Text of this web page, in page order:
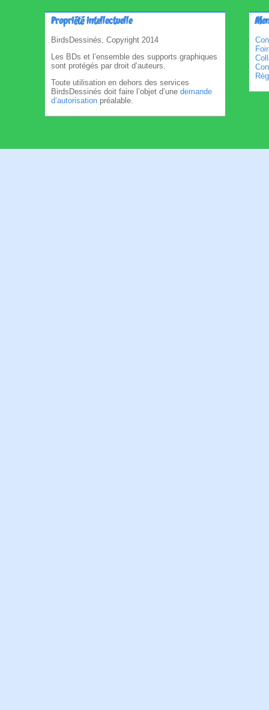
Propriété intellectuelle
BirdsDessinés, Copyright 2014
Les BDs et l’ensemble des supports graphiques
sont protégés par droit d’auteurs.
Toute utilisation en dehors des services
BirdsDessinés doit faire l’objet d’une demande
d’autorisation préalable.